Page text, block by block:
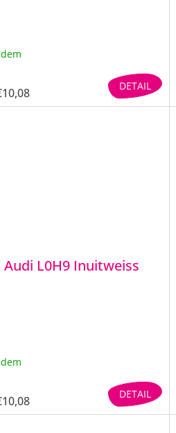
DETAIL
Audi L0H9 Inuitweiss
DETAIL